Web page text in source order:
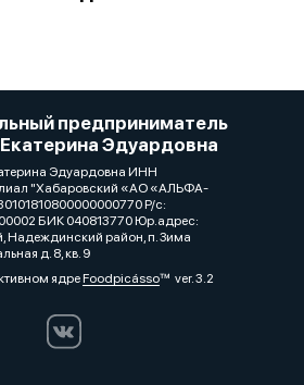
предприниматель
Эдуардовна
Эдуардовна ИНН
"Хабаровский «АО «АЛЬФА-
Р/с:
БИК 040813770 Юр.адрес:
Надеждинский район, п. Зима
д. 8, кв. 9
ядреFoodpicássover. 3.2